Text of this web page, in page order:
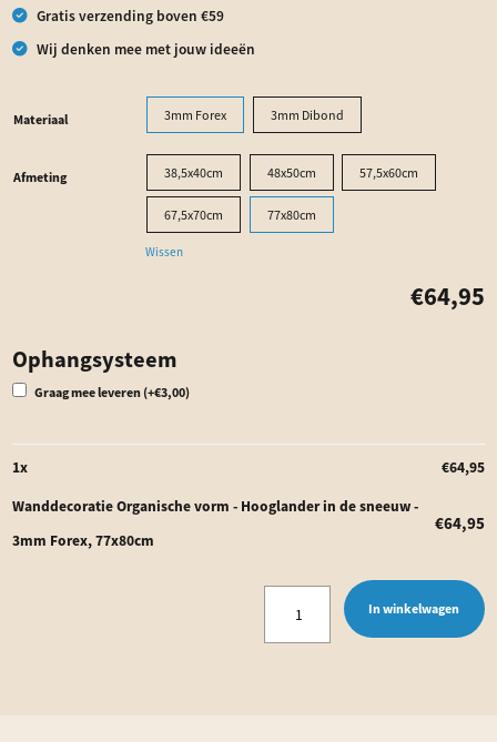
Materiaal 3mm Forex 3mm Dibond
Afmeting 38,5x40cm 48x50cm 57,5x60cm
67,5x70cm 77x80cm
Wissen
€64,95
Ophangsysteem
Graag mee leveren(+€3,00)
1x €64,95
Wanddecoratie Organische vorm - Hooglander in de sneeuw -
3mm Forex, 77x80cm
€64,95
Wanddecoratie
In winkelwagen
Gratis verzending boven €59
Wij denken mee met jouw ideeën